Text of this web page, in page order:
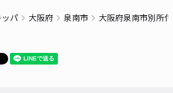
パ 大阪府 泉南市 大阪府泉南市別所